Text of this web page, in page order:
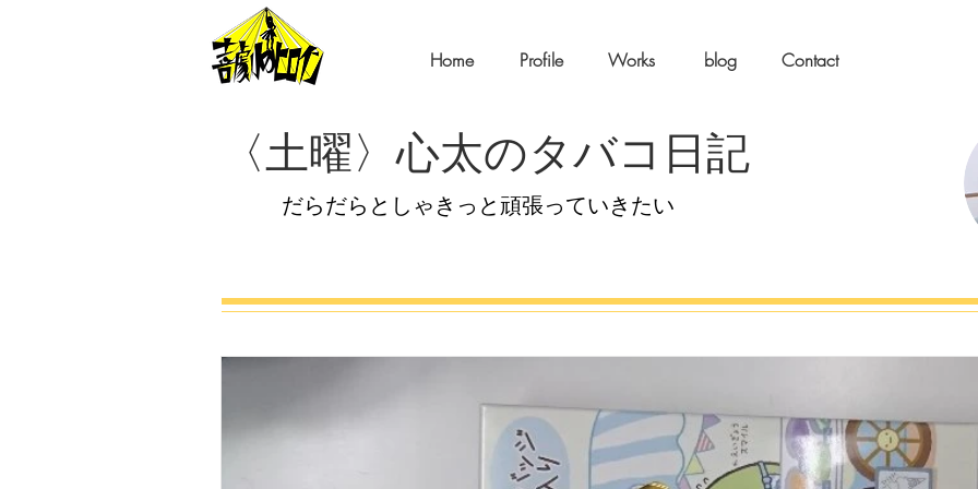
Home Profile Works blog Contact
〈土曜〉心太のタバコ日記
だらだらとしゃきっと頑張っていきたい